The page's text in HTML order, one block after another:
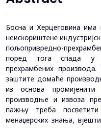
Босна и Херцеговина има
неискориштене
пољопривредно-
поред тога спада у
прехрамбених
заштите домаће
из основа
производње и извоза
пажњу треба
менаџерских знања,